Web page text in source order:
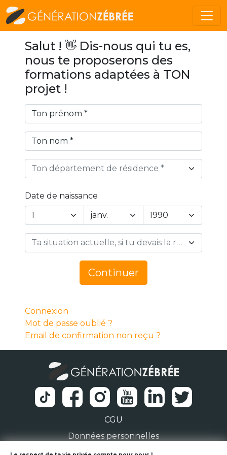
Salut ! 👋 Dis-nous qui tu es,
nous te proposerons des
formations adaptées à TON
projet !
Ton département de résidence *
Date de naissance
Year
Day
Ta situation actuelle, si tu devais la résumer en 1 mot… *
Continuer
Connexion
Mot de passe oublié ?
Email de confirmation non reçu ?
CGU
Données personnelles